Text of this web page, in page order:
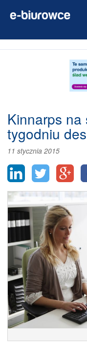
Kinnarps na
tygodniu
11 stycznia 2015